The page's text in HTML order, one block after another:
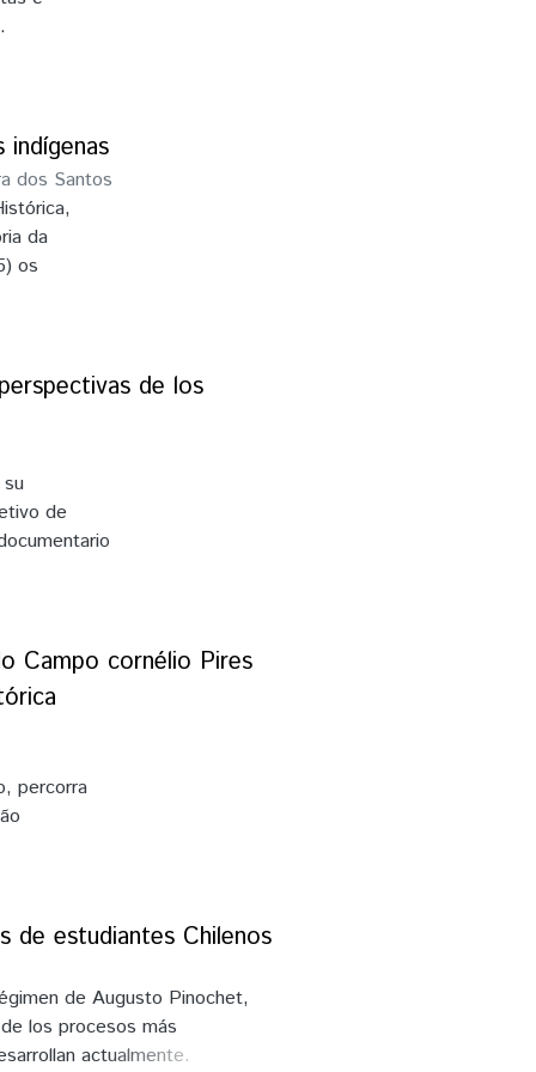
e a
dos Santos
da
os
o
que
e
e
de los
de
teniendo
sobre la
de
de los
y la
Campo cornélio Pires
percorra
o manejo
obra
as
de estudiantes Chilenos
de Augusto Pinochet,
los procesos más
actualmente.